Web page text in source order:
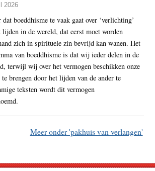
2026
boeddhisme te vaak gaat over ‘verlichting’
lijden in de wereld, dat eerst moet worden
zich in spirituele zin bevrijd kan wanen. Het
van boeddhisme is dat wij ieder delen in de
terwijl wij over het vermogen beschikken onze
brengen door het lijden van de ander te
teksten wordt dit vermogen
Meer onder 'pakhuis van verlangen'